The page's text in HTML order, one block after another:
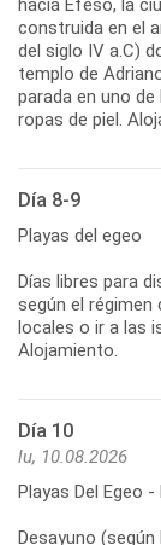
construida en el
del siglo IV a.C)
templo de
parada en uno
ropas de piel.
Día 8-9
Playas del egeo
Días libres para
según el
locales o ir a las
Alojamiento.
Día 10
lu, 10.08.2026
Playas Del Egeo -
Desayuno